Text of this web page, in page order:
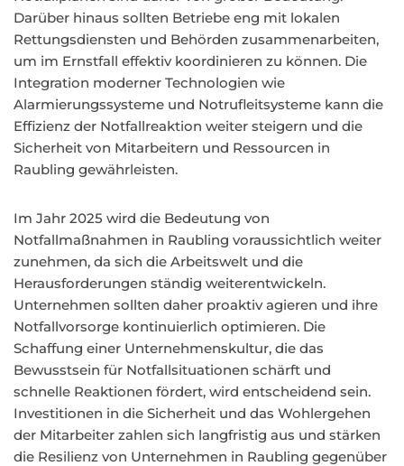
Darüber hinaus sollten Betriebe eng mit lokalen
Rettungsdiensten und Behörden zusammenarbeiten,
um im Ernstfall effektiv koordinieren zu können. Die
Integration moderner Technologien wie
Alarmierungssysteme und Notrufleitsysteme kann die
Effizienz der Notfallreaktion weiter steigern und die
Sicherheit von Mitarbeitern und Ressourcen in
Raubling gewährleisten.
Im Jahr 2025 wird die Bedeutung von
Notfallmaßnahmen in Raubling voraussichtlich weiter
zunehmen, da sich die Arbeitswelt und die
Herausforderungen ständig weiterentwickeln.
Unternehmen sollten daher proaktiv agieren und ihre
Notfallvorsorge kontinuierlich optimieren. Die
Schaffung einer Unternehmenskultur, die das
Bewusstsein für Notfallsituationen schärft und
schnelle Reaktionen fördert, wird entscheidend sein.
Investitionen in die Sicherheit und das Wohlergehen
der Mitarbeiter zahlen sich langfristig aus und stärken
die Resilienz von Unternehmen in Raubling gegenüber